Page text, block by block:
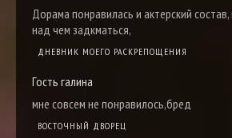
Дорама понравилась и актерский
над чем задкматься,
ДНЕВНИК МОЕГО РАСКРЕПОЩЕНИЯ
Гость галина
мне совсем не понравилось,бред
ВОСТОЧНЫЙ ДВОРЕЦ